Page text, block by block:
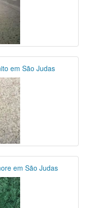
em São Judas
em São Judas